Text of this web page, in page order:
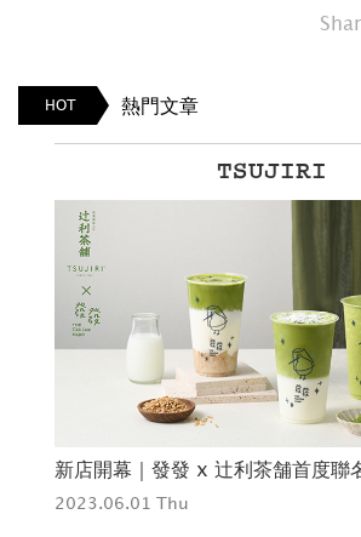
HOT 熱門文章
TSUJIRI
新店開幕｜發發 x 辻利茶舗首度聯
2023.06.01 Thu